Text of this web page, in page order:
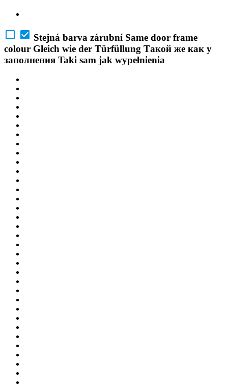
Stejná barva zárubní Same door frame
colour Gleich wie der Türfüllung Такой же как у
заполнения Taki sam jak wypełnienia